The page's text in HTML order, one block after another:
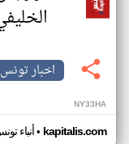
اخبار تونس
NY33HA
أنباء• kapitalis.com